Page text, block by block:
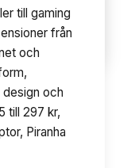
10avsnitt
till gaming
från
och
och
till 297 kr,
Piranha